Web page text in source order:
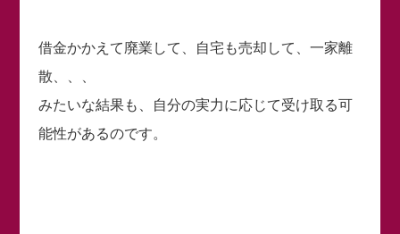
借金かかえて廃業して、自宅も売却して、一家離
散、、、
みたいな結果も、自分の実力に応じて受け取る可
能性があるのです。